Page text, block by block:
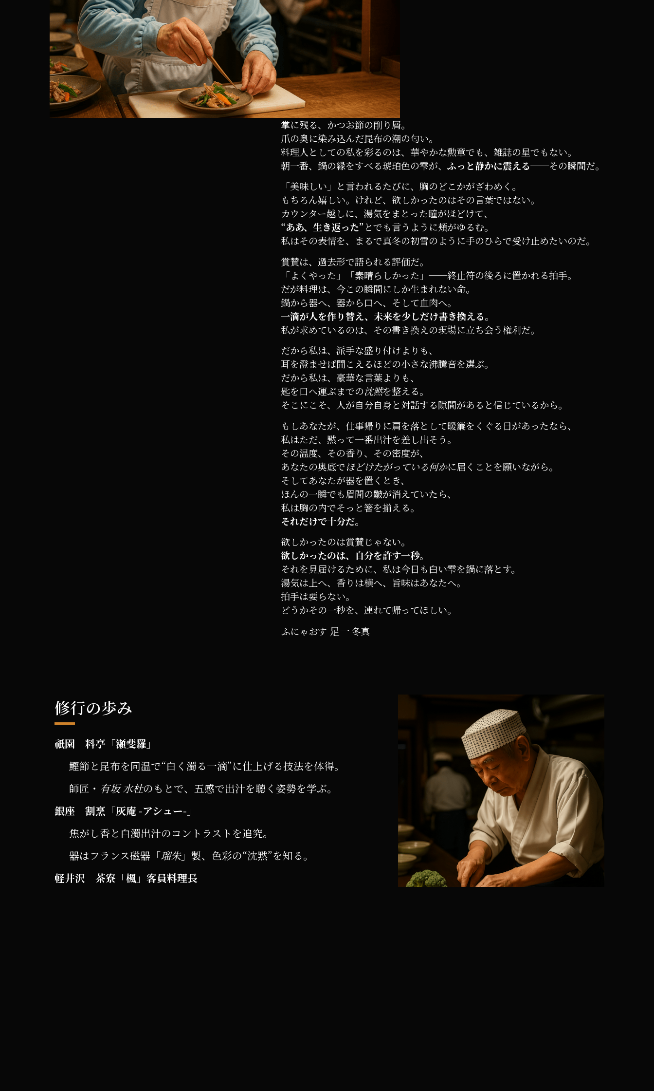
掌に残る、かつお節の削り屑。
爪の奥に染み込んだ昆布の潮の匂い。
料理人としての私を彩るのは、華やかな勲章でも、雑誌の星でもない。
朝一番、鍋の縁をすべる琥珀色の雫が、 ふっと静かに震える──その瞬間だ。
「美味しい」と言われるたびに、胸のどこかがざわめく。
もちろん嬉しい。けれど、欲しかったのはその言葉ではない。
カウンター越しに、湯気をまとった瞳がほどけて、
“ああ、生き返った”とでも言うように頬がゆるむ。
私はその表情を、まるで真冬の初雪のように手のひらで受け止めたいのだ。
賞賛は、過去形で語られる評価だ。
「よくやった」「素晴らしかった」──終止符の後ろに置かれる拍手。
だが料理は、今この瞬間にしか生まれない命。
鍋から器へ、器から口へ、そして血肉へ。
一滴が人を作り替え、未来を少しだけ書き換える。
私が求めているのは、その書き換えの現場に立ち会う権利だ。
だから私は、派手な盛り付けよりも、
耳を澄ませば聞こえるほどの小さな沸騰音を選ぶ。
だから私は、豪華な言葉よりも、
匙を口へ運ぶまでの沈黙を整える。
そこにこそ、人が自分自身と対話する隙間があると信じているから。
もしあなたが、仕事帰りに肩を落として暖簾をくぐる日があったなら、
私はただ、黙って一番出汁を差し出そう。
その温度、その香り、その密度が、
あなたの奥底でほどけたがっている何かに届くことを願いながら。
そしてあなたが器を置くとき、
ほんの一瞬でも眉間の皺が消えていたら、
私は胸の内でそっと箸を揃える。
それだけで十分だ。
欲しかったのは賞賛じゃない。
欲しかったのは、自分を許す一秒。
それを見届けるために、私は今日も白い雫を鍋に落とす。
湯気は上へ、香りは横へ、旨味はあなたへ。
拍手は要らない。
どうかその一秒を、連れて帰ってほしい。
ふにゃおす 足一冬真
修行の歩み
祇園 料亭「瀬斐羅」
鰹節と昆布を同温で“白く濁る一滴”に仕上げる技法を体得。
師匠・ 有坂 水杜のもとで、五感で出汁を聴く姿勢を学ぶ。
銀座 割烹「灰庵 ‑アシュー‑」
焦がし香と白濁出汁のコントラストを追究。
器はフランス磁器「瑠朱」製、色彩の“沈黙”を知る。
軽井沢 茶寮「楓」客員料理長